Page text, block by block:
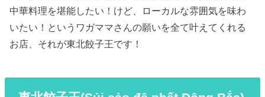
中華料理を堪能したい！けど、ローカルな雰囲気を味わ
いたい！というワガママさんの願いを全て叶えてくれる
お店、それが東北餃子王です！